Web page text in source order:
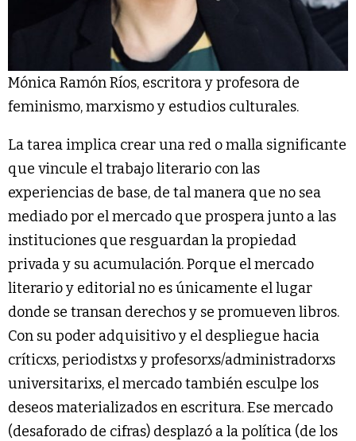
Mónica Ramón Ríos, escritora y profesora de
feminismo, marxismo y estudios culturales.
La tarea implica crear una red o malla significante
que vincule el trabajo literario con las
experiencias de base, de tal manera que no sea
mediado por el mercado que prospera junto a las
instituciones que resguardan la propiedad
privada y su acumulación. Porque el mercado
literario y editorial no es únicamente el lugar
donde se transan derechos y se promueven libros.
Con su poder adquisitivo y el despliegue hacia
críticxs, periodistxs y profesorxs/administradorxs
universitarixs, el mercado también esculpe los
deseos materializados en escritura. Ese mercado
(desaforado de cifras) desplazó a la política (de los